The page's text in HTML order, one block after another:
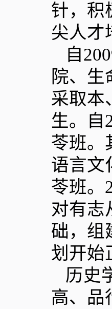
针，积
尖人才
自
院、生
采取本
生。自
苓班。
语言文
苓班。
对有志
础，组
划开始
历史
高、品